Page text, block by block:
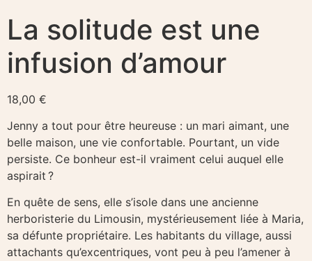
La solitude est une
infusion d’amour​
18,00 €
Jenny a tout pour être heureuse : un mari aimant, une
belle maison, une vie confortable. Pourtant, un vide
persiste. Ce bonheur est-il vraiment celui auquel elle
aspirait ?
En quête de sens, elle s’isole dans une ancienne
herboristerie du Limousin, mystérieusement liée à Maria,
sa défunte propriétaire. Les habitants du village, aussi
attachants qu’excentriques, vont peu à peu l’amener à